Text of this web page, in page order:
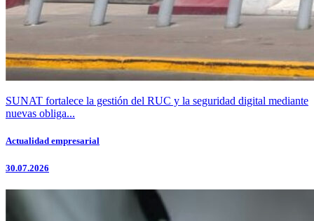
SUNAT fortalece la gestión del RUC y la seguridad digital mediante
nuevas obliga...
Actualidad empresarial
30.07.2026